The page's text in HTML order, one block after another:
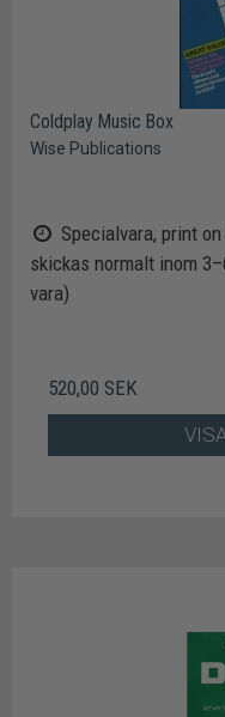
Coldplay Music Box
Wise Publications
Specialvara, print
skickas normalt inom
vara)
520,00 SEK